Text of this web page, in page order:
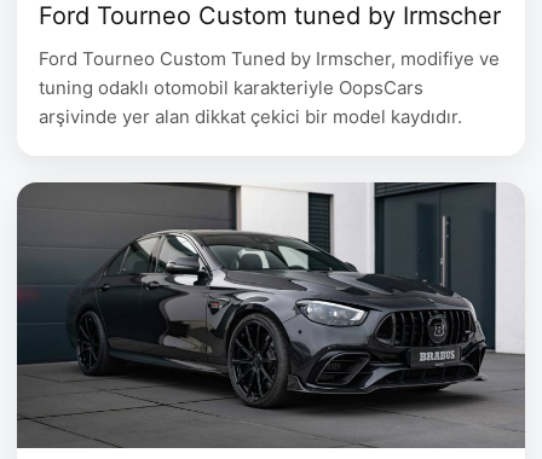
Ford Tourneo Custom tuned by Irmscher
Ford Tourneo Custom Tuned by Irmscher, modifiye ve
tuning odaklı otomobil karakteriyle OopsCars
arşivinde yer alan dikkat çekici bir model kaydıdır.